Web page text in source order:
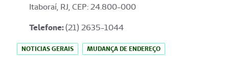
Itaboraí, RJ, CEP: 24.800-000
Telefone:(21) 2635-1044
NOTICIAS GERAIS MUDANÇA DE ENDEREÇO